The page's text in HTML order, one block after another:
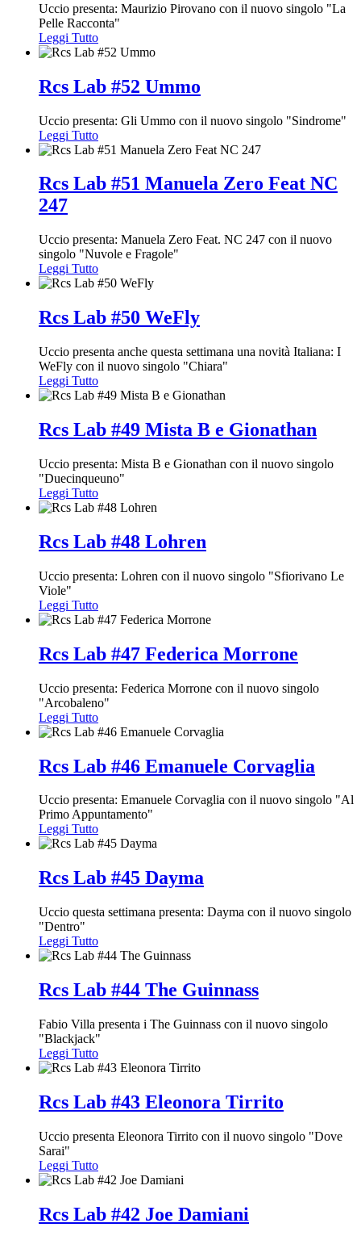
Uccio presenta: Maurizio Pirovano con il nuovo singolo "La
Pelle Racconta"
Leggi Tutto
Rcs Lab #52 Ummo
Uccio presenta: Gli Ummo con il nuovo singolo "Sindrome"
Leggi Tutto
Rcs Lab #51 Manuela Zero Feat NC
247
Uccio presenta: Manuela Zero Feat. NC 247 con il nuovo
singolo "Nuvole e Fragole"
Leggi Tutto
Rcs Lab #50 WeFly
Uccio presenta anche questa settimana una novità Italiana: I
WeFly con il nuovo singolo "Chiara"
Leggi Tutto
Rcs Lab #49 Mista B e Gionathan
Uccio presenta: Mista B e Gionathan con il nuovo singolo
"Duecinqueuno"
Leggi Tutto
Rcs Lab #48 Lohren
Uccio presenta: Lohren con il nuovo singolo "Sfiorivano Le
Viole"
Leggi Tutto
Rcs Lab #47 Federica Morrone
Uccio presenta: Federica Morrone con il nuovo singolo
"Arcobaleno"
Leggi Tutto
Rcs Lab #46 Emanuele Corvaglia
Uccio presenta: Emanuele Corvaglia con il nuovo singolo "Al
Primo Appuntamento"
Leggi Tutto
Rcs Lab #45 Dayma
Uccio questa settimana presenta: Dayma con il nuovo singolo
"Dentro"
Leggi Tutto
Rcs Lab #44 The Guinnass
Fabio Villa presenta i The Guinnass con il nuovo singolo
"Blackjack"
Leggi Tutto
Rcs Lab #43 Eleonora Tirrito
Uccio presenta Eleonora Tirrito con il nuovo singolo "Dove
Sarai"
Leggi Tutto
Rcs Lab #42 Joe Damiani